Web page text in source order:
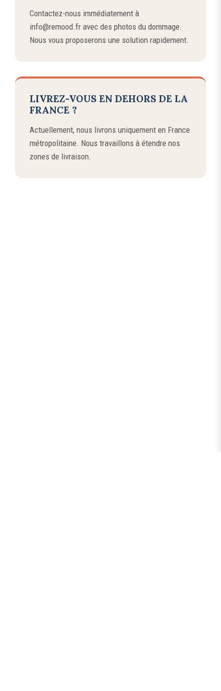
Contactez-nous immédiatement à
info@remood.fr avec des photos du dommage.
Nous vous proposerons une solution rapidement.
LIVREZ-VOUS EN DEHORS DE LA
FRANCE ?
Actuellement, nous livrons uniquement en France
métropolitaine. Nous travaillons à étendre nos
zones de livraison.